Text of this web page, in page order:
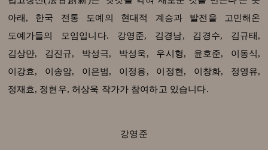
아래, 한국 전통 도예의 현대적 계승과 발전을 고민해온
도예가들의 모임입니다. 강영준, 김경남, 김경수, 김규태,
김상만, 김진규, 박성극, 박성욱, 우시형, 윤호준, 이동식,
이강효, 이송암, 이은범, 이정용, 이정현, 이창화, 정영유,
정재효, 정현우, 허상욱 작가가 참여하고 있습니다.
강영준